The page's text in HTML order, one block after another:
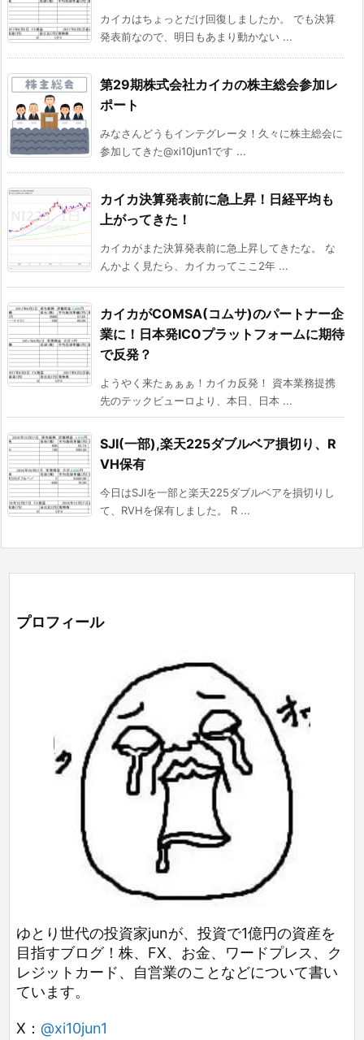
カイカはちょっとだけ回復しましたか。 でも決算
発表前なので、明日もあまり動かない ...
第29期株式会社カイカの株主総会参加レ
ポート
みなさんどうもインテグレータ！久々に株主総会に
参加してきた@xi10jun1です ...
カイカ決算発表前に急上昇！日経平均も
上がってきた！
カイカがまた決算発表前に急上昇してきたな。 な
んかよく見たら、カイカってここ2年 ...
カイカがCOMSA(コムサ)のパートナー企
業に！日本発ICOプラットフォームに期待
で反発？
ようやく来たぁぁぁ！カイカ反発！ 資本業務提携
先のテックビューロより、本日、日本 ...
SJI(一部),楽天225ダブルベア損切り、R
VH保有
今日はSJIを一部と楽天225ダブルベアを損切りし
て、RVHを保有しました。 R ...
プロフィール
ゆとり世代の投資家junが、投資で1億円の資産を
目指すブログ！株、FX、お金、ワードプレス、ク
レジットカード、自営業のことなどについて書い
ています。
X： @xi10jun1